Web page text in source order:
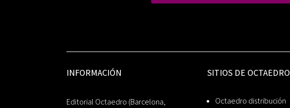
INFORMACIÓN
Editorial Octaedro (Barcelona,
SITIOS DE OCTAEDRO
Octaedro distribución